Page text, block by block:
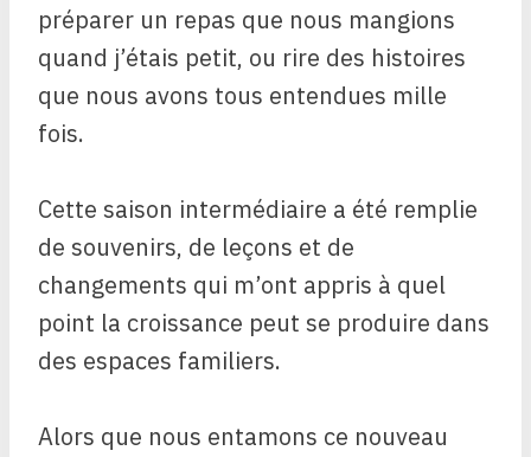
préparer un repas que nous mangions
quand j’étais petit, ou rire des histoires
que nous avons tous entendues mille
fois.
Cette saison intermédiaire a été remplie
de souvenirs, de leçons et de
changements qui m’ont appris à quel
point la croissance peut se produire dans
des espaces familiers.
Alors que nous entamons ce nouveau